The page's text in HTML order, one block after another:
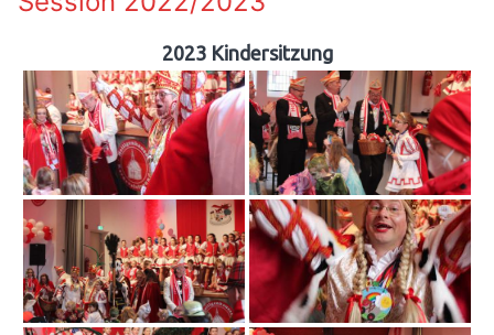
2023 Kindersitzung